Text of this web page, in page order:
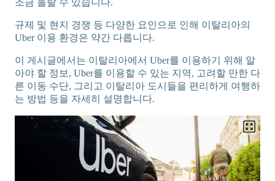
조금 놀랄 수 있습니다.
규제 및 현지 경쟁 등 다양한 요인으로 인해 이탈리아의
Uber 이용 환경은 약간 다릅니다.
이 게시글에서는 이탈리아에서 Uber를 이용하기 위해 알
아야 할 정보, Uber를 이용할 수 있는 지역, 고려할 만한 다
른 이동 수단, 그리고 이탈리아 도시들을 편리하게 여행하
는 방법 등을 자세히 설명합니다.